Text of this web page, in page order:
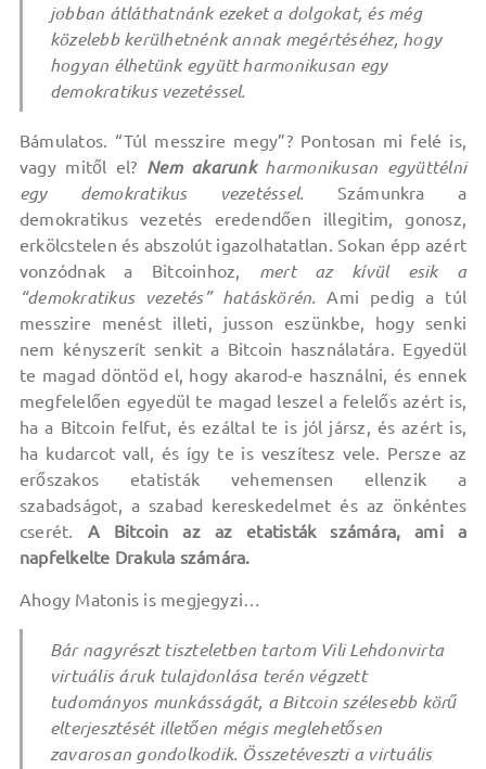
jobban átláthatnánk ezeket a dolgokat, és még
közelebb kerülhetnénk annak megértéséhez, hogy
hogyan élhetünk együtt harmonikusan egy
demokratikus vezetéssel.
Bámulatos. “Túl messzire megy”? Pontosan mi felé is,
vagy mitől el? Nem akarunkharmonikusan együttélni
egy demokratikus vezetéssel. Számunkra a
demokratikus vezetés eredendően illegitim, gonosz,
erkölcstelen és abszolút igazolhatatlan. Sokan épp azért
vonzódnak a Bitcoinhoz, mert az kívül esik a
“demokratikus vezetés” hatáskörén. Ami pedig a túl
messzire menést illeti, jusson eszünkbe, hogy senki
nem kényszerít senkit a Bitcoin használatára. Egyedül
te magad döntöd el, hogy akarod-e használni, és ennek
megfelelően egyedül te magad leszel a felelős azért is,
ha a Bitcoin felfut, és ezáltal te is jól jársz, és azért is,
ha kudarcot vall, és így te is veszítesz vele. Persze az
erőszakos etatisták vehemensen ellenzik a
szabadságot, a szabad kereskedelmet és az önkéntes
cserét. A Bitcoin az az etatisták számára, ami a
napfelkelte Drakula számára.
Ahogy Matonis is megjegyzi…
Bár nagyrészt tiszteletben tartom Vili Lehdonvirta
virtuális áruk tulajdonlása terén végzett
tudományos munkásságát, a Bitcoin szélesebb körű
elterjesztését illetően mégis meglehetősen
zavarosan gondolkodik. Összetéveszti a virtuális